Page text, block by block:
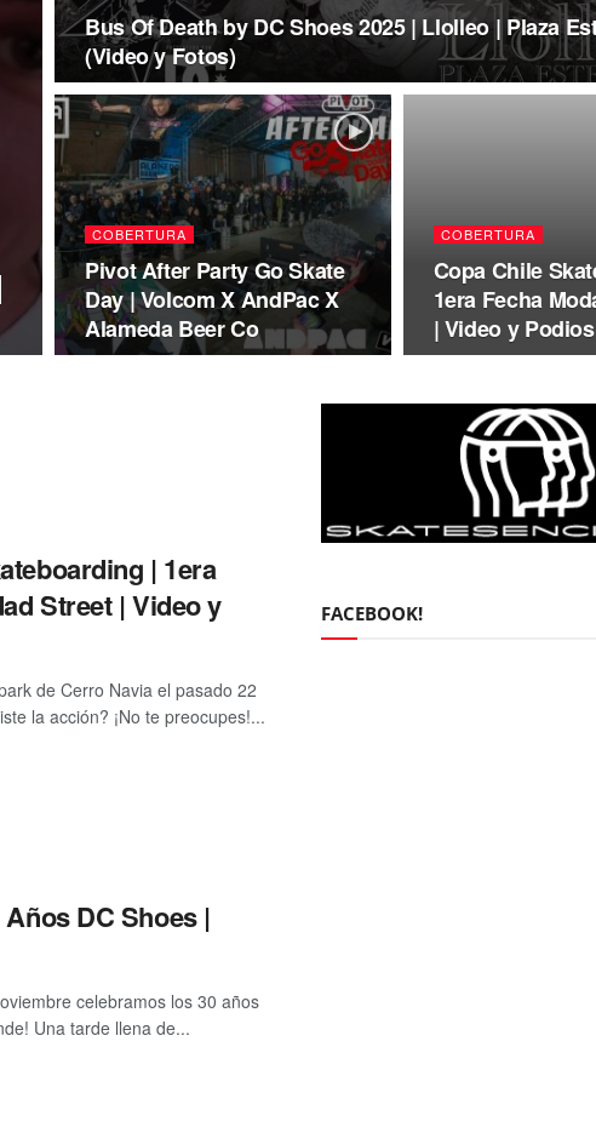
Bus Of Death by DC Shoes 2025 | Llolleo | Plaza
(Video y Fotos)
COBERTURA
Pivot After Party Go Skate
Day | Volcom X AndPac X
Alameda Beer Co
COBERTURA
Copa Chile
1era Fecha
| Video y Podios
| 1era
Street | Video y
de Cerro Navia el pasado 22
la acción? ¡No te preocupes!...
DC Shoes |
celebramos los 30 años
Una tarde llena de...
FACEBOOK!